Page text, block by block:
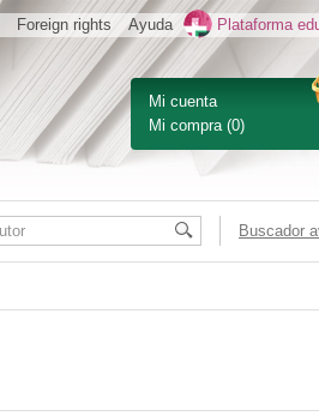
Mi cuenta
Mi compra (0)
Foreign rights Ayuda Plataforma
Buscador